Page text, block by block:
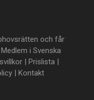
och får
i Svenska
| Prislista |
| Kontakt